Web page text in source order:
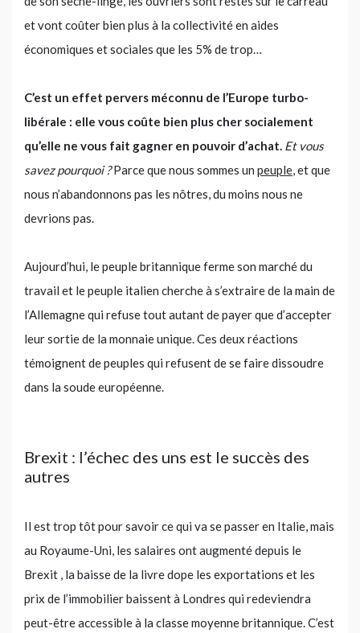
et vont coûter bien plus à la collectivité en aides
économiques et sociales que les 5% de trop…
C’est un effet pervers méconnu de l’Europe turbo-
libérale : elle vous coûte bien plus cher socialement
qu’elle ne vous fait gagner en pouvoir d’achat. Et vous
savez pourquoi ?Parce que nous sommes un peuple, et que
nous n’abandonnons pas les nôtres, du moins nous ne
devrions pas.
Aujourd’hui, le peuple britannique ferme son marché du
travail et le peuple italien cherche à s’extraire de la main de
l’Allemagne qui refuse tout autant de payer que d’accepter
leur sortie de la monnaie unique. Ces deux réactions
témoignent de peuples qui refusent de se faire dissoudre
dans la soude européenne.
Brexit : l’échec des uns est le succès des
autres
Il est trop tôt pour savoir ce qui va se passer en Italie, mais
au Royaume-Uni, les salaires ont augmenté depuis le
Brexit , la baisse de la livre dope les exportations et les
prix de l’immobilier baissent à Londres qui redeviendra
peut-être accessible à la classe moyenne britannique. C’est